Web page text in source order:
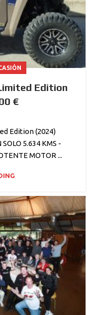
Edition
€
Edition (2024)
5.634 KMS -
MOTOR ...